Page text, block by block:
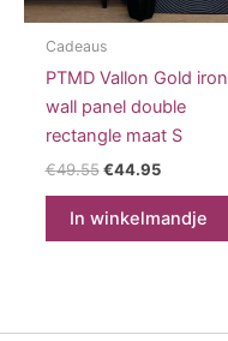
Cadeaus
PTMD Vallon Gold iron
wall panel double
rectangle maat S
€49.55 Oorspronkelijke
was:
€49.55.
€44.95Huidige
€44.95.
In winkelmandje